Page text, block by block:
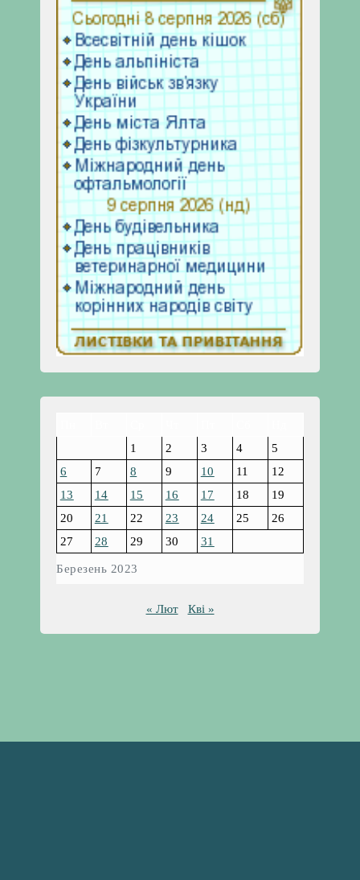
Березень 2023
1
2 3 4
5
6
7 8 9 10 11
12
13
14 15 16 17 18
19
20
21 22 23 24 25
26
27
28 29 30 31
« Лют Кві »